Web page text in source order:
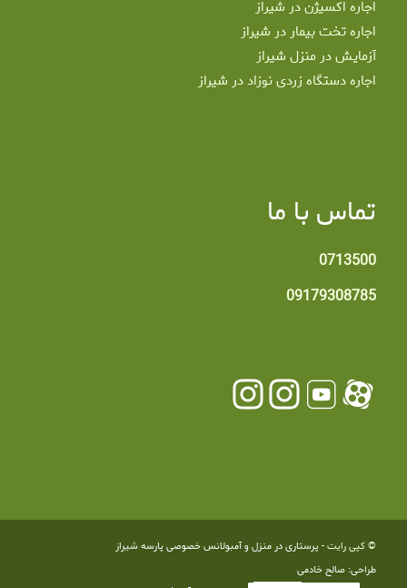
اجاره اکسیژن در شیراز
اجاره تخت بیمار در شیراز
آزمایش در منزل شیراز
اجاره دستگاه زردی نوزاد در شیراز
تماس با ما
0713500
09179308785
© کپی رایت -پرستاری در منزل و آمبولانس خصوصی پارسه شیراز
طراحی: صالح خادمی